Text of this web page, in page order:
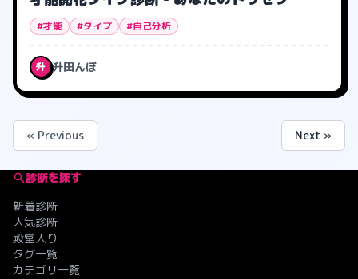
#才能 #タイプ #自己分析
升 升田んぼ
« Previous Next »
診断を探す
新着診断
人気診断
殿堂入り
タグ一覧
カテゴリ一覧